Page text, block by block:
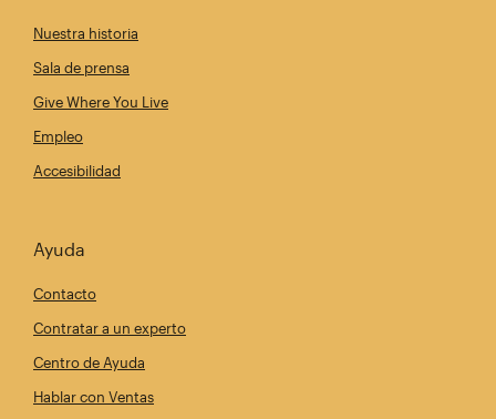
Nuestra historia
Sala de prensa
Give Where You Live
Empleo
Accesibilidad
Ayuda
Contacto
Contratar a un experto
Centro de Ayuda
Hablar con Ventas